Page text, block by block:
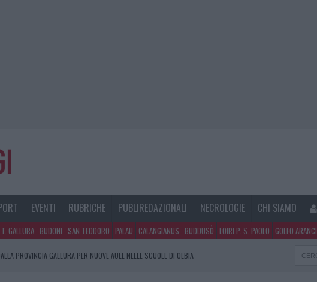
EVENTI RUBRICHE PUBLIREDAZIONALI NECROLOGIE CHI SIAMO
GALLURA BUDONI SAN TEODORO PALAU CALANGIANUS BUDDUSÒ LOIRI P. S. PAOLO GOLFO ARANCI
PROVINCIA GALLURA PER NUOVE AULE NELLE SCUOLE DI OLBIA